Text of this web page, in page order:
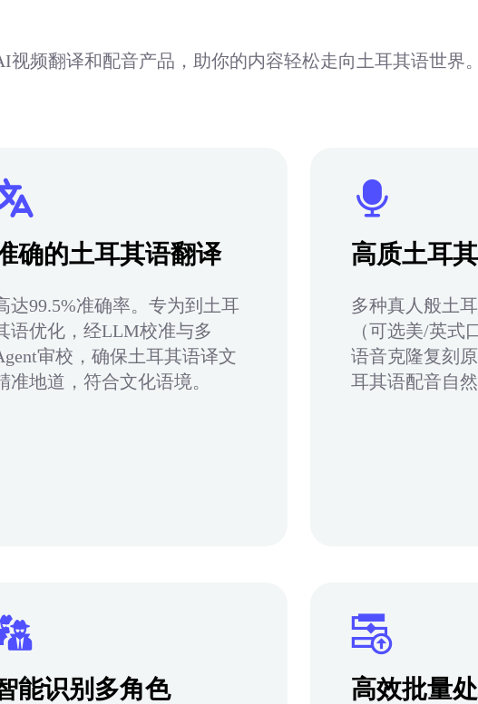
频翻译和配音产品，助你的内容轻松走向土耳其语世界。
确的土耳其语翻译
达99.5%准确率。专为到土耳
语优化，经LLM校准与多
审校，确保土耳其语译文
准地道，符合文化语境。
高质土耳
多种真人般土
（可选美/英式
语音克隆复刻
耳其语配音自然
能识别多角色 高效批量